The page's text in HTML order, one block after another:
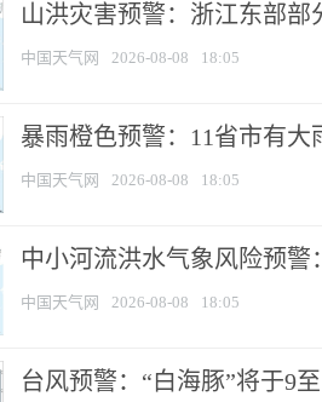
山洪灾害预警：浙江东部
中国天气网 2026-08-08 18:05
暴雨橙色预警：11省市有
中国天气网 2026-08-08 18:05
中小河流洪水气象风险预
中国天气网 2026-08-08 18:05
台风预警：“白海豚”将于9